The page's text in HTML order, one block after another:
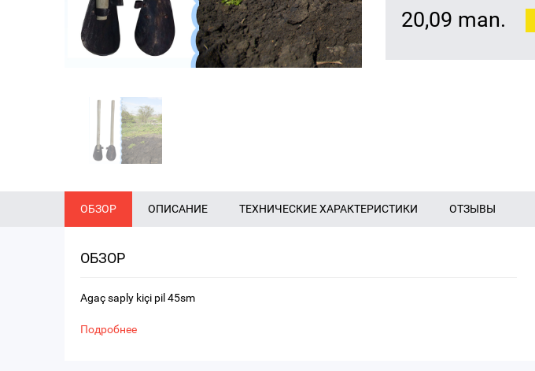
20,09 man.
ОБЗОР ОПИСАНИЕ ТЕХНИЧЕСКИЕ ХАРАКТЕРИСТИКИ ОТЗЫВЫ
ОБЗОР
Agaç saply kiçi pil 45sm
Подробнее